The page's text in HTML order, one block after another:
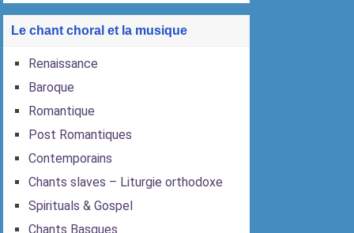
Le chant choral et la musique
Renaissance
Baroque
Romantique
Post Romantiques
Contemporains
Chants slaves – Liturgie orthodoxe
Spirituals & Gospel
Chants Basques